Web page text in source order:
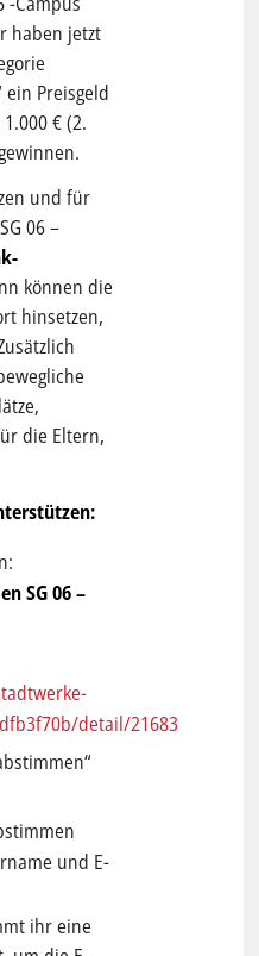
haben jetzt
ein Preisgeld
€ (2.
und für
06 –
können die
hinsetzen,
die Eltern,
SG 06 –
detail/21683
und E-
ihr eine